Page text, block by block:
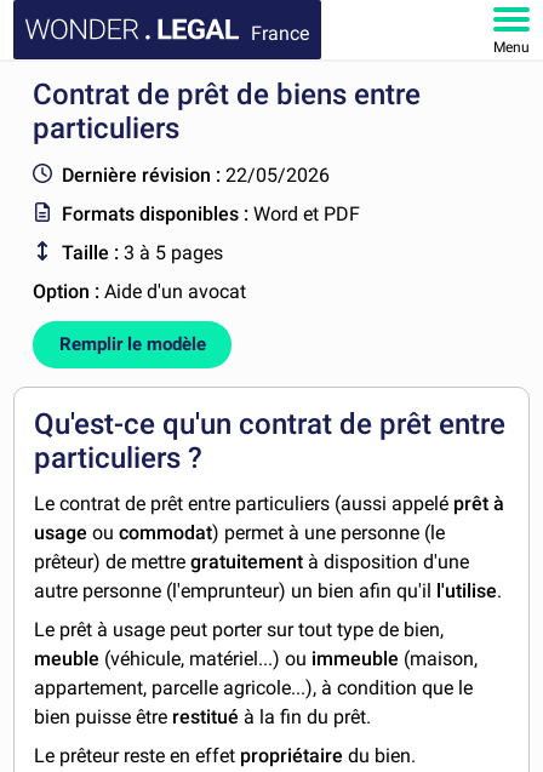
France
Menu
ACCUEIL
FAQ
MON COMPTE
Contrat de prêt de biens entre
particuliers
Dernière révision : 22/05/2026
Formats disponibles :Word et PDF
Taille : 3 à 5 pages
Option :Aide d'un avocat
Remplir le modèle
Qu'est-ce qu'un contrat de prêt entre
particuliers ?
Le contrat de prêt entre particuliers (aussi appelé prêt à
usage oucommodat) permet à une personne (le
prêteur) de mettregratuitement à disposition d'une
autre personne (l'emprunteur) un bien afin qu'il
l'utilise.
Le prêt à usage peut porter sur tout type de bien,
meuble (véhicule, matériel...) ou immeuble (maison,
appartement, parcelle agricole...), à condition que le
bien puisse être restitué à la fin du prêt.
Le prêteur reste en effet propriétaire du bien.